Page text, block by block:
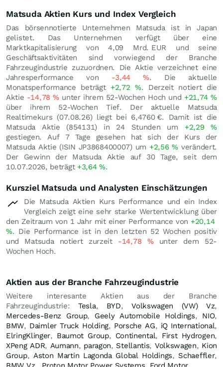
Matsuda Aktien Kurs und Index Vergleich
Das börsennotierte Unternehmen Matsuda ist in Japan
gelistet. Das Unternehmen verfügt über eine
Marktkapitalisierung von 4,09 Mrd. EUR und seine
Geschäftsaktivitäten sind vorwiegend der Branche
Fahrzeugindustrie zuzuordnen. Die Aktie verzeichnet eine
Jahresperformance von -3,44%. Die aktuelle
Monatsperformance beträgt +2,72%. Derzeit notiert die
Aktie -14,78%unter ihrem 52-Wochen Hoch und +21,74%
über ihrem 52-Wochen Tief. Der aktuelle Matsuda
Realtimekurs (07.08.26) liegt bei 6,4760 €. Damit ist die
Matsuda Aktie (854131) in 24 Stunden um +2,29%
gestiegen. Auf 7 Tage gesehen hat sich der Kurs der
Matsuda Aktie (ISIN JP3868400007) um +2,56% verändert.
Der Gewinn der Matsuda Aktie auf 30 Tage, seit dem
10.07.2026, beträgt +3,64%.
Kursziel Matsuda und Analysten Einschätzungen
Die Matsuda Aktien Kurs Performance und ein Index
Vergleich zeigt eine sehr starke Wertentwicklung über
den Zeitraum von 1 Jahr mit einer Performance von +20,14
%. Die Performance ist in den letzten 52 Wochen positiv
und Matsuda notiert zurzeit -14,78 %unter dem 52-
Wochen Hoch.
Aktien aus der Branche Fahrzeugindustrie
Weitere interesante Aktien aus der Branche
Fahrzeugindustrie:Tesla, BYD,Volkswagen (VW) Vz,
Mercedes-Benz Group, Geely Automobile Holdings, NIO,
BMW, Daimler Truck Holding, Porsche AG, iQ International,
ElringKlinger, Baumot Group, Continental, First Hydrogen,
XPeng ADR, Aumann, paragon, Stellantis, Volkswagen, Kion
Group, Aston Martin Lagonda Global Holdings, Schaeffler,